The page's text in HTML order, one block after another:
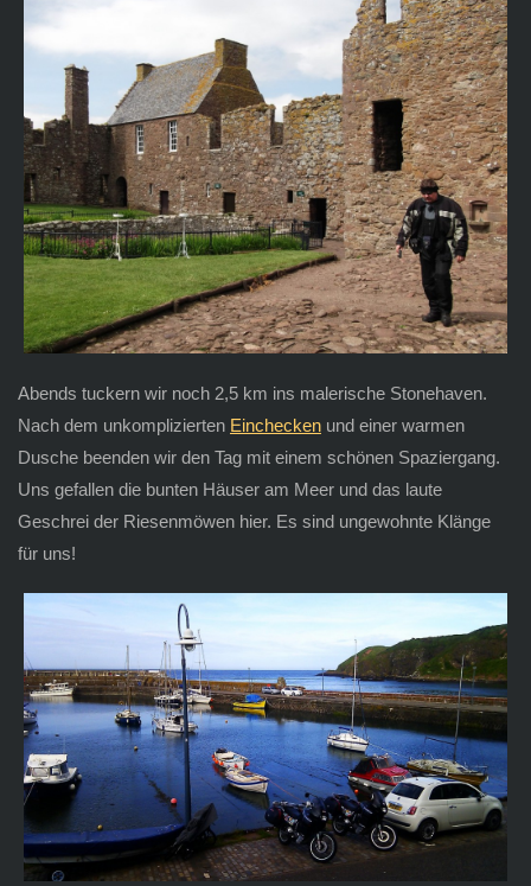
Abends tuckern wir noch 2,5 km ins malerische Stonehaven.
Nach dem unkomplizierten Eincheckenund einer warmen
Dusche beenden wir den Tag mit einem schönen Spaziergang.
Uns gefallen die bunten Häuser am Meer und das laute
Geschrei der Riesenmöwen hier. Es sind ungewohnte Klänge
für uns!